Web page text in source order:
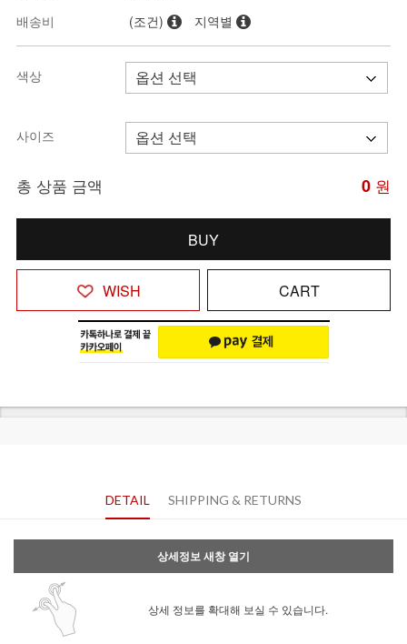
배송비
(조건) 지역별
색상
사이즈
총 상품 금액 0 원
BUY
WISH CART
DETAIL SHIPPING & RETURNS
상세정보 새창 열기
상세 정보를 확대해 보실 수 있습니다.